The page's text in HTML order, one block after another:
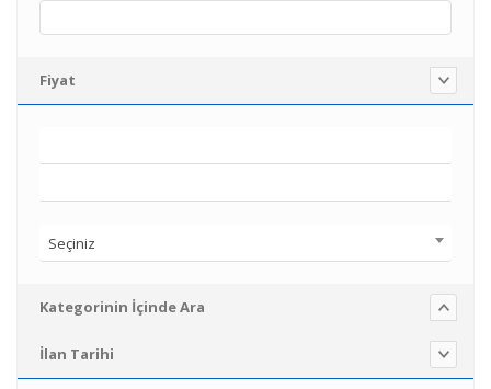
Fiyat
Seçiniz
Kategorinin İçinde Ara
İlan Tarihi